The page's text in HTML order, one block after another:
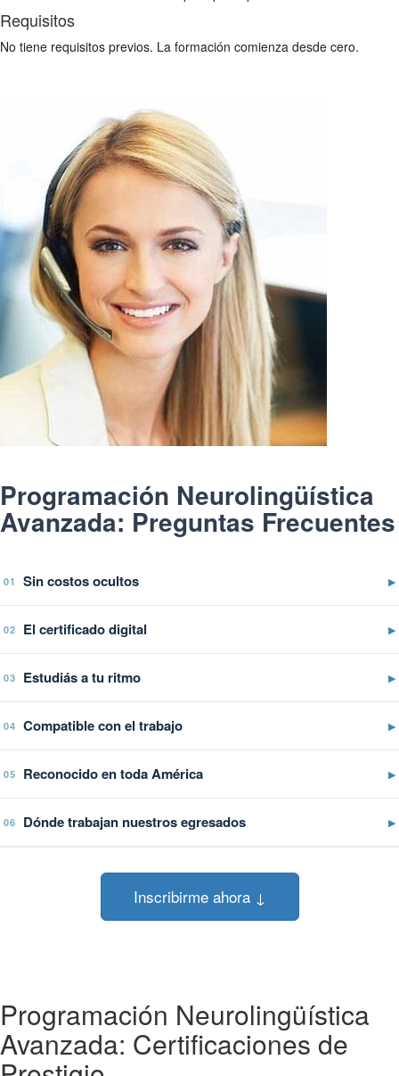
Requisitos
No tiene requisitos previos. La formación comienza desde cero.
Programación Neurolingüística
Avanzada: Preguntas Frecuentes
01 Sin costos ocultos ▶
02 El certificado digital ▶
03 Estudiás a tu ritmo ▶
04 Compatible con el trabajo ▶
05 Reconocido en toda América ▶
06 Dónde trabajan nuestros egresados ▶
Inscribirme ahora ↓
Programación Neurolingüística
Avanzada: Certificaciones de